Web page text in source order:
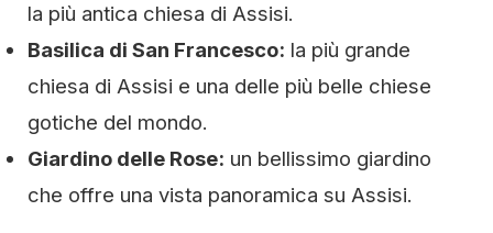
la più antica chiesa di Assisi.
Basilica di San Francesco: la più grande
chiesa di Assisi e una delle più belle chiese
gotiche del mondo.
Giardino delle Rose: un bellissimo giardino
che offre una vista panoramica su Assisi.